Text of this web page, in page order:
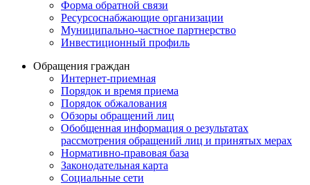
Форма обратной связи
Ресурсоснабжающие организации
Муниципально-частное партнерство
Инвестиционный профиль
Обращения граждан
Интернет-приемная
Порядок и время приема
Порядок обжалования
Обзоры обращений лиц
Обобщенная информация о результатах
рассмотрения обращений лиц и принятых мерах
Нормативно-правовая база
Законодательная карта
Социальные сети